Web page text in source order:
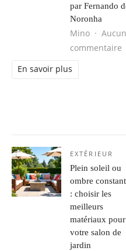
par Fernando
Noronha
Mino
Aucun
commentaire
En savoir plus
EXTÉRIEUR
Plein soleil ou
ombre
: choisir les
meilleurs
matériaux pour
votre salon de
jardin